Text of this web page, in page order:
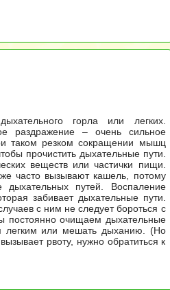
горла или легких.
раздражение – очень сильное
таком резком сокращении мышц
прочистить дыхательные пути.
веществ или частички пищи.
часто вызывают кашель, потому
дыхательных путей. Воспаление
забивает дыхательные пути.
с ним не следует бороться с
постоянно очищаем дыхательные
легким или мешать дыханию. (Но
рвоту, нужно обратиться к